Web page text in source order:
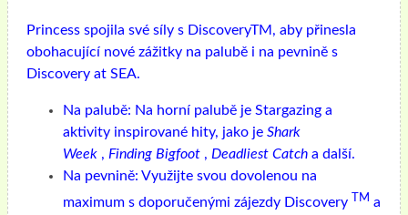
Princess spojila své síly s DiscoveryTM, aby přinesla
obohacující nové zážitky na palubě i na pevnině s
Discovery at SEA.
Na palubě: Na horní palubě je Stargazing a
aktivity inspirované hity, jako je Shark
Week , Finding Bigfoot , Deadliest Catch a další.
Na pevnině: Využijte svou dovolenou na
maximum s doporučenými zájezdy Discovery TM a